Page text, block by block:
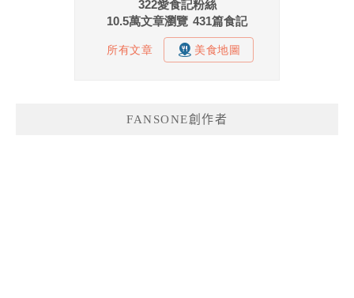
FANSONE創作者